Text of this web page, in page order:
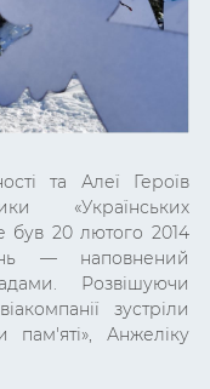
та Алеї Героїв
«Українських
був 20 лютого 2014
— наповнений
Розвішуючи
зустріли
пам'яті», Анжеліку